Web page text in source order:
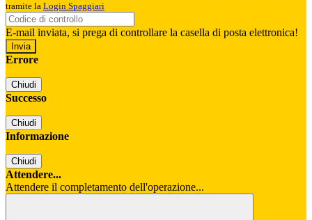
tramite la Login Spaggiari
E-mail inviata, si prega di controllare la casella di posta elettronica!
Errore
Chiudi
Successo
Chiudi
Informazione
Chiudi
Attendere...
Attendere il completamento dell'operazione...